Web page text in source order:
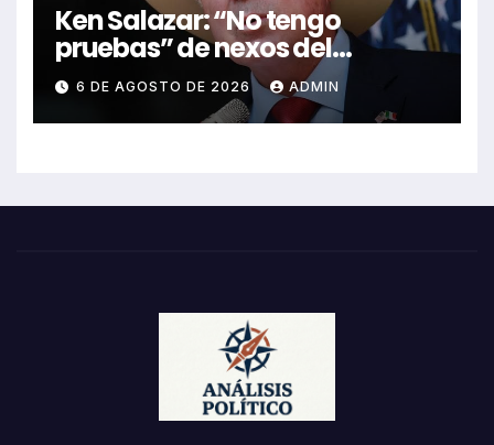
Ken Salazar: “No tengo
pruebas” de nexos del
Gobierno de México con el
narco
6 DE AGOSTO DE 2026 ADMIN